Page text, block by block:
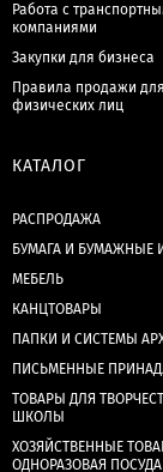
Работа с
компаниями
Закупки для бизнеса
Правила продажи для
физических лиц
КАТАЛОГ
РАСПРОДАЖА
БУМАГА И БУМАЖНЫЕ
МЕБЕЛЬ
КАНЦТОВАРЫ
ПАПКИ И СИСТЕМЫ
ПИСЬМЕННЫЕ
ТОВАРЫ ДЛЯ
ШКОЛЫ
ХОЗЯЙСТВЕННЫЕ
ОДНОРАЗОВАЯ ПОСУДА